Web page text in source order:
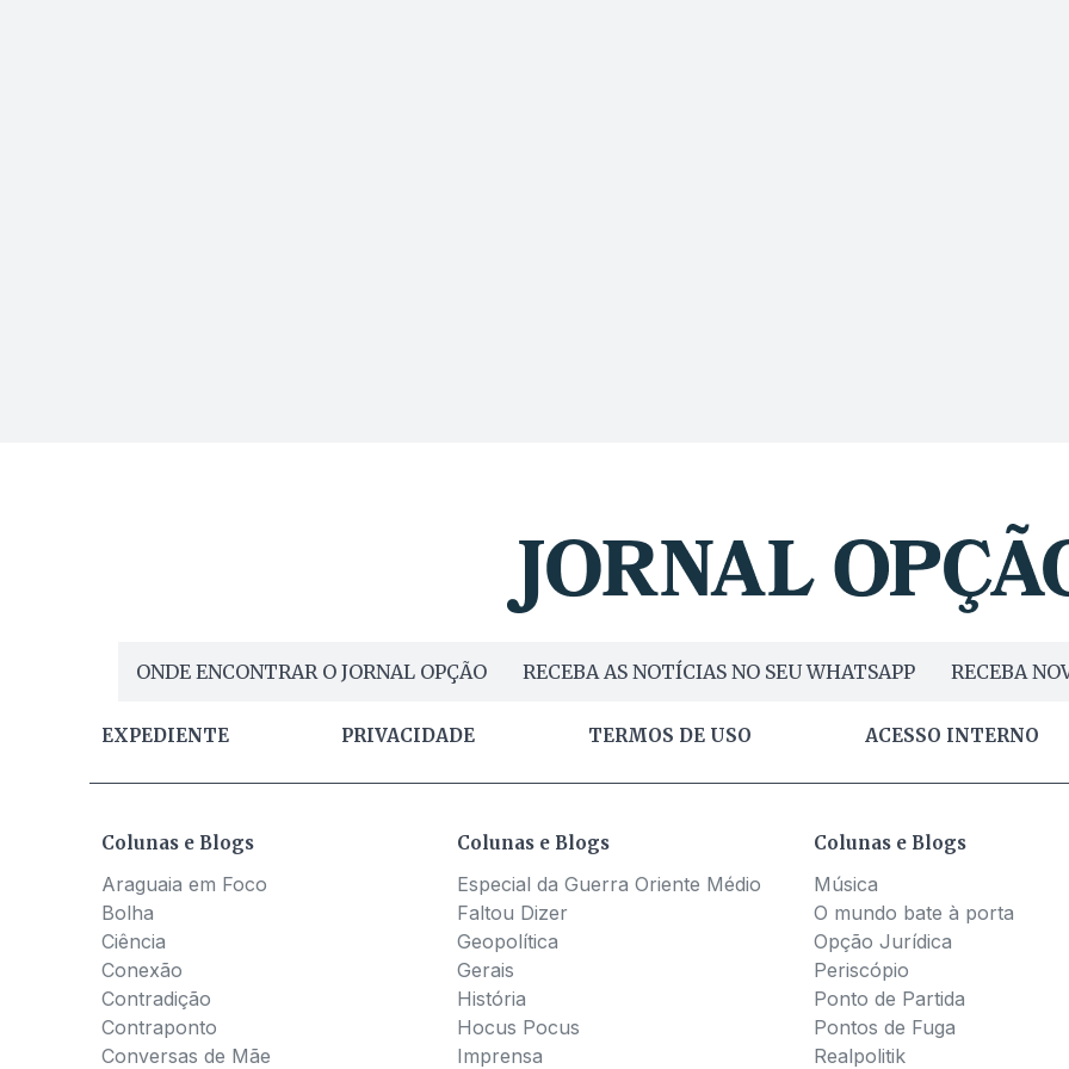
ONDE ENCONTRAR O JORNAL OPÇÃO RECEBA AS NOTÍCIAS NO SEU WHATSAPP RECEBA
EXPEDIENTE PRIVACIDADE TERMOS DE USO ACESSO INTERNO
Colunas e Blogs
Araguaia em Foco
Bolha
Ciência
Conexão
Contradição
Contraponto
Conversas de Mãe
Colunas e Blogs
Especial da Guerra Oriente Médio
Faltou Dizer
Geopolítica
Gerais
História
Hocus Pocus
Imprensa
Colunas e Blogs
Música
O mundo bate à porta
Opção Jurídica
Periscópio
Ponto de Partida
Pontos de Fuga
Realpolitik